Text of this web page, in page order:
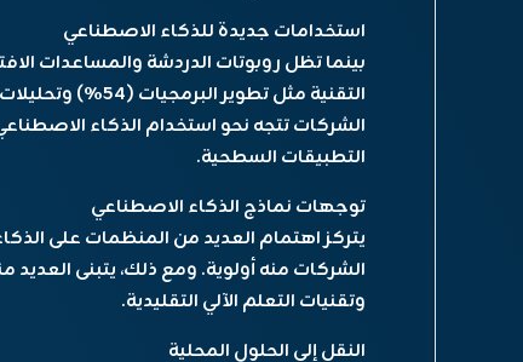
استخدامات جديدة للذكاء الاصطناعي
الشركات تتجه نحو استخدام الذكاء
التطبيقات السطحية.
توجهات نماذج الذكاء الاصطناعي
الشركات منه أولوية. ومع ذلك، يتبنى العديد
وتقنيات التعلم الآلي التقليدية.
النقل إلى الحلول المحلية